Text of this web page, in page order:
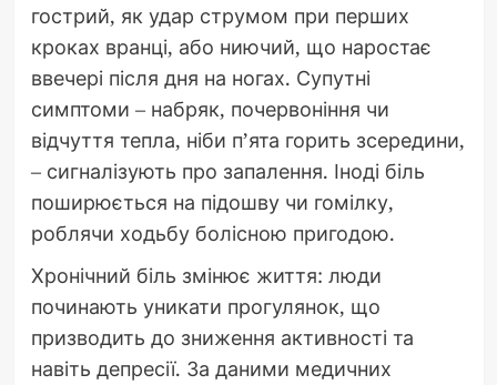
гострий, як удар струмом при перших
кроках вранці, або ниючий, що наростає
ввечері після дня на ногах. Супутні
симптоми – набряк, почервоніння чи
відчуття тепла, ніби п’ята горить зсередини,
– сигналізують про запалення. Іноді біль
поширюється на підошву чи гомілку,
роблячи ходьбу болісною пригодою.
Хронічний біль змінює життя: люди
починають уникати прогулянок, що
призводить до зниження активності та
навіть депресії. За даними медичних